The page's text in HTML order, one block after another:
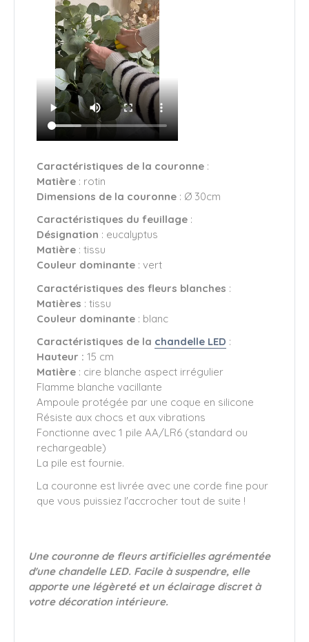
Caractéristiques de la couronne :
Matière : rotin
Dimensions de la couronne : Ø 30cm
Caractéristiques du feuillage :
Désignation : eucalyptus
Matière : tissu
Couleur dominante : vert
Caractéristiques des fleurs blanches :
Matières : tissu
Couleur dominante : blanc
Caractéristiques de la chandelle LED :
Hauteur : 15 cm
Matière : cire blanche aspect irrégulier
Flamme blanche vacillante
Ampoule protégée par une coque en silicone
Résiste aux chocs et aux vibrations
Fonctionne avec 1 pile AA/LR6 (standard ou
rechargeable)
La pile est fournie.
La couronne est livrée avec une corde fine pour
que vous puissiez l'accrocher tout de suite !
Une couronne de fleurs artificielles agrémentée
d'une chandelle LED. Facile à suspendre, elle
apporte une légèreté et un éclairage discret à
votre décoration intérieure.